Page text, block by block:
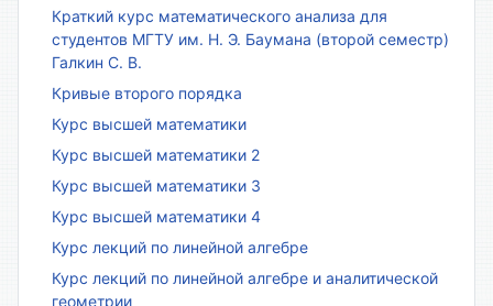
Краткий курс математического анализа для
студентов МГТУ им. Н. Э. Баумана (второй семестр)
Галкин С. В.
Кривые второго порядка
Курс высшей математики
Курс высшей математики 2
Курс высшей математики 3
Курс высшей математики 4
Курс лекций по линейной алгебре
Курс лекций по линейной алгебре и аналитической
геометрии